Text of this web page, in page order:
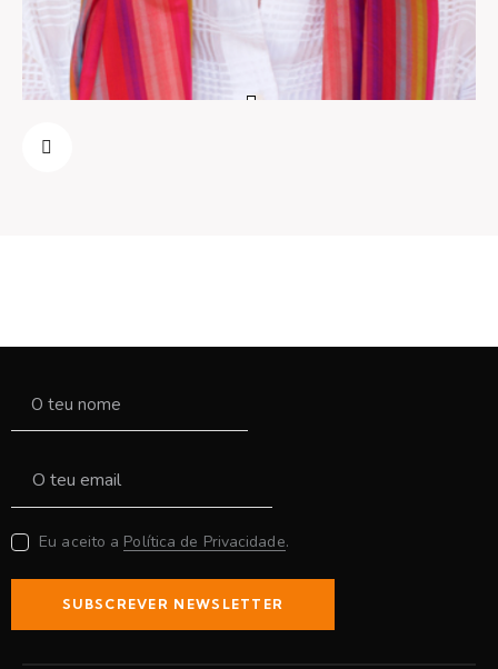
Eu aceito a Política de Privacidade.
SUBSCREVER NEWSLETTER